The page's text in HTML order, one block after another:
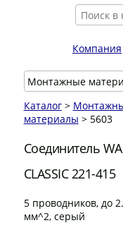
Компания
Каталог>
материалы > 5603
Соединитель
CLASSIC 221-415
5 проводников, до
мм^2, серый